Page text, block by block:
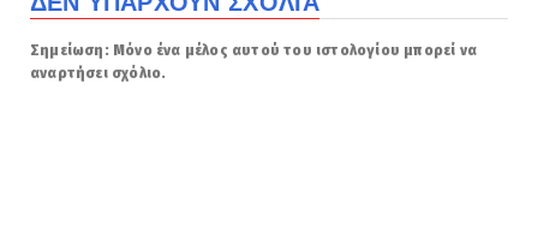
Σημείωση: Μόνο ένα μέλος αυτού του ιστολογίου μπορεί να
αναρτήσει σχόλιο.